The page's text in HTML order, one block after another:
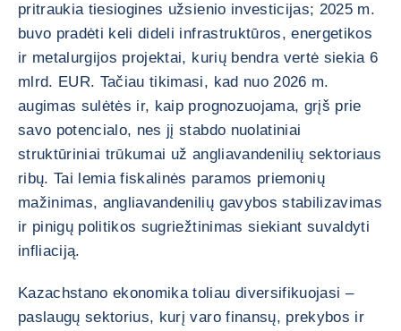
pritraukia tiesiogines užsienio investicijas; 2025 m.
buvo pradėti keli dideli infrastruktūros, energetikos
ir metalurgijos projektai, kurių bendra vertė siekia 6
mlrd. EUR. Tačiau tikimasi, kad nuo 2026 m.
augimas sulėtės ir, kaip prognozuojama, grįš prie
savo potencialo, nes jį stabdo nuolatiniai
struktūriniai trūkumai už angliavandenilių sektoriaus
ribų. Tai lemia fiskalinės paramos priemonių
mažinimas, angliavandenilių gavybos stabilizavimas
ir pinigų politikos sugriežtinimas siekiant suvaldyti
infliaciją.
Kazachstano ekonomika toliau diversifikuojasi –
paslaugų sektorius, kurį varo finansų, prekybos ir